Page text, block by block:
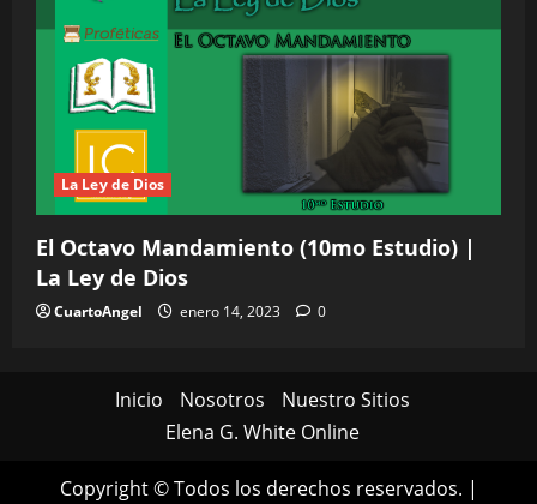
La Ley de Dios
El Octavo Mandamiento (10mo Estudio) |
La Ley de Dios
CuartoAngel enero 14, 2023 0
Inicio Nosotros
Nuestro Sitios
Elena G. White Online
Copyright © Todos los derechos reservados. |